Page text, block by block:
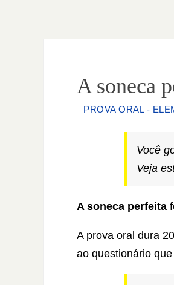
A soneca
PROVA ORAL -
Você
Veja
A soneca perfeita
A prova oral dura
ao questionário